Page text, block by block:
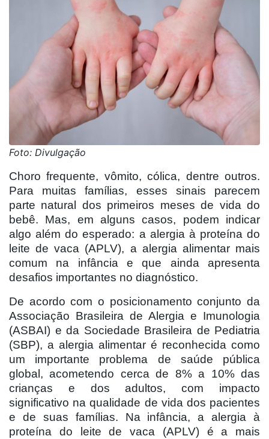
Foto: Divulgação
Choro frequente, vômito, cólica, dentre outros.
Para muitas famílias, esses sinais parecem
parte natural dos primeiros meses de vida do
bebê. Mas, em alguns casos, podem indicar
algo além do esperado: a alergia à proteína do
leite de vaca (APLV), a alergia alimentar mais
comum na infância e que ainda apresenta
desafios importantes no diagnóstico.
De acordo com o posicionamento conjunto da
Associação Brasileira de Alergia e Imunologia
(ASBAI) e da Sociedade Brasileira de Pediatria
(SBP), a alergia alimentar é reconhecida como
um importante problema de saúde pública
global, acometendo cerca de 8% a 10% das
crianças e dos adultos, com impacto
significativo na qualidade de vida dos pacientes
e de suas famílias. Na infância, a alergia à
proteína do leite de vaca (APLV) é a mais